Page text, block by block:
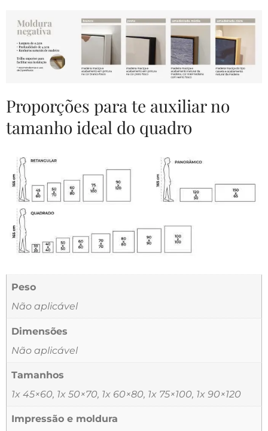
Proporções para te auxiliar no
tamanho ideal do quadro
Peso
Não aplicável
Dimensões
Não aplicável
Tamanhos
1x 45×60, 1x 50×70, 1x 60×80, 1x 75×100, 1x 90×120
Impressão e moldura